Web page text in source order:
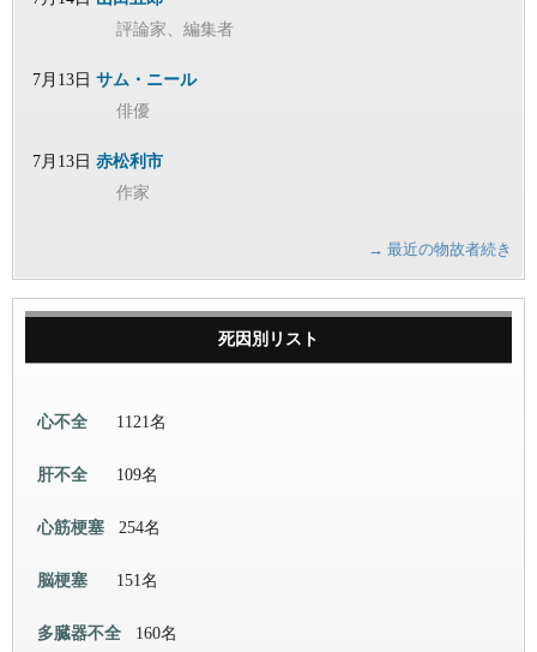
評論家、編集者
7月13日 サム・ニール
俳優
7月13日 赤松利市
作家
→ 最近の物故者続き
死因別リスト
心不全 1121名
肝不全 109名
心筋梗塞 254名
脳梗塞 151名
多臓器不全 160名